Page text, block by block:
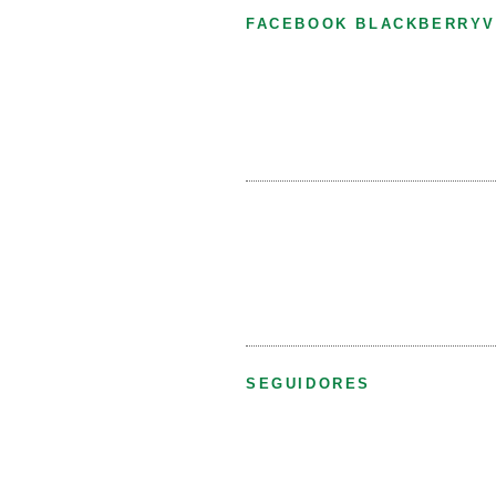
FACEBOOK
SEGUIDORES